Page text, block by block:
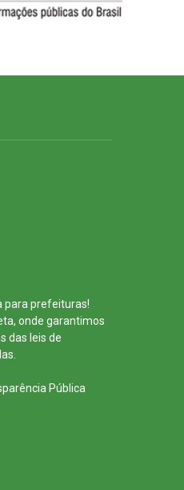
para prefeituras!
onde garantimos
das leis de
Pública